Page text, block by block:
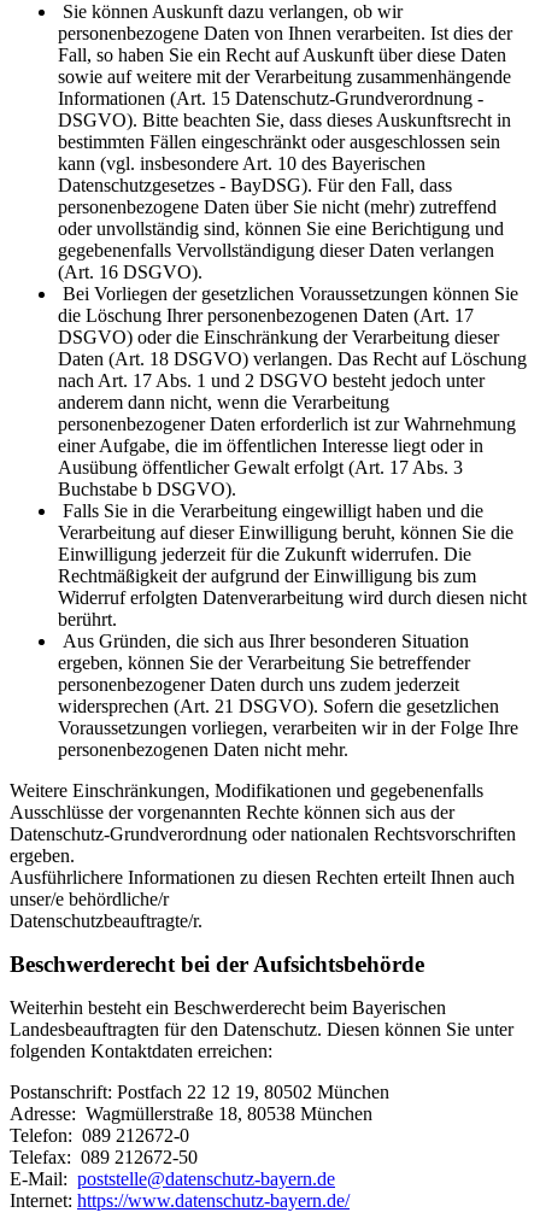
Sie können Auskunft dazu verlangen, ob wir
personenbezogene Daten von Ihnen verarbeiten. Ist dies der
Fall, so haben Sie ein Recht auf Auskunft über diese Daten
sowie auf weitere mit der Verarbeitung zusammenhängende
Informationen (Art. 15 Datenschutz-Grundverordnung -
DSGVO). Bitte beachten Sie, dass dieses Auskunftsrecht in
bestimmten Fällen eingeschränkt oder ausgeschlossen sein
kann (vgl. insbesondere Art. 10 des Bayerischen
Datenschutzgesetzes - BayDSG). Für den Fall, dass
personenbezogene Daten über Sie nicht (mehr) zutreffend
oder unvollständig sind, können Sie eine Berichtigung und
gegebenenfalls Vervollständigung dieser Daten verlangen
(Art. 16 DSGVO).
Bei Vorliegen der gesetzlichen Voraussetzungen können Sie
die Löschung Ihrer personenbezogenen Daten (Art. 17
DSGVO) oder die Einschränkung der Verarbeitung dieser
Daten (Art. 18 DSGVO) verlangen. Das Recht auf Löschung
nach Art. 17 Abs. 1 und 2 DSGVO besteht jedoch unter
anderem dann nicht, wenn die Verarbeitung
personenbezogener Daten erforderlich ist zur Wahrnehmung
einer Aufgabe, die im öffentlichen Interesse liegt oder in
Ausübung öffentlicher Gewalt erfolgt (Art. 17 Abs. 3
Buchstabe b DSGVO).
Falls Sie in die Verarbeitung eingewilligt haben und die
Verarbeitung auf dieser Einwilligung beruht, können Sie die
Einwilligung jederzeit für die Zukunft widerrufen. Die
Rechtmäßigkeit der aufgrund der Einwilligung bis zum
Widerruf erfolgten Datenverarbeitung wird durch diesen nicht
berührt.
Aus Gründen, die sich aus Ihrer besonderen Situation
ergeben, können Sie der Verarbeitung Sie betreffender
personenbezogener Daten durch uns zudem jederzeit
widersprechen (Art. 21 DSGVO). Sofern die gesetzlichen
Voraussetzungen vorliegen, verarbeiten wir in der Folge Ihre
personenbezogenen Daten nicht mehr.
Weitere Einschränkungen, Modifikationen und gegebenenfalls
Ausschlüsse der vorgenannten Rechte können sich aus der
Datenschutz-Grundverordnung oder nationalen Rechtsvorschriften
ergeben.
Ausführlichere Informationen zu diesen Rechten erteilt Ihnen auch
unser/e behördliche/r
Datenschutzbeauftragte/r.
Beschwerderecht bei der Aufsichtsbehörde
Weiterhin besteht ein Beschwerderecht beim Bayerischen
Landesbeauftragten für den Datenschutz. Diesen können Sie unter
folgenden Kontaktdaten erreichen:
Postanschrift: Postfach 22 12 19, 80502 München
Adresse: Wagmüllerstraße 18, 80538 München
Telefon: 089 212672-0
Telefax: 089 212672-50
E-Mail: poststelle@datenschutz-bayern.de
Internet: https://www.datenschutz-bayern.de/